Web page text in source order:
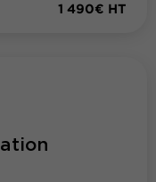
1 490€ HT